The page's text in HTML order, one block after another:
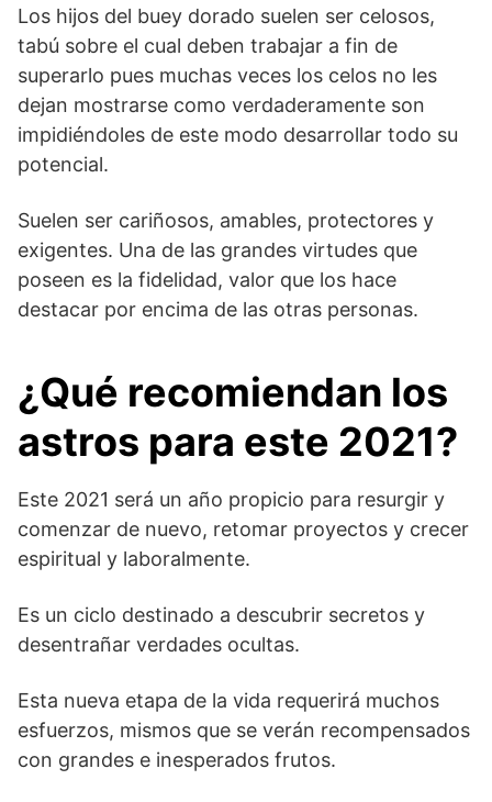
Los hijos del buey dorado suelen ser celosos,
tabú sobre el cual deben trabajar a fin de
superarlo pues muchas veces los celos no les
dejan mostrarse como verdaderamente son
impidiéndoles de este modo desarrollar todo su
potencial.
Suelen ser cariñosos, amables, protectores y
exigentes. Una de las grandes virtudes que
poseen es la fidelidad, valor que los hace
destacar por encima de las otras personas.
¿Qué recomiendan los
astros para este 2021?
Este 2021 será un año propicio para resurgir y
comenzar de nuevo, retomar proyectos y crecer
espiritual y laboralmente.
Es un ciclo destinado a descubrir secretos y
desentrañar verdades ocultas.
Esta nueva etapa de la vida requerirá muchos
esfuerzos, mismos que se verán recompensados
con grandes e inesperados frutos.